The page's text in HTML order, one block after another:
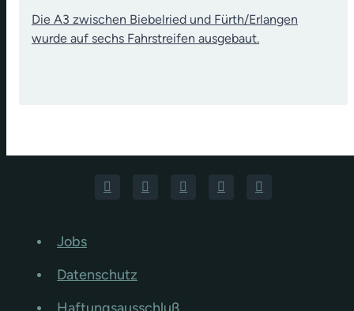
Die A3 zwischen Biebelried und Fürth/Erlangen
wurde auf sechs Fahrstreifen ausgebaut.
Jobs
Datenschutz